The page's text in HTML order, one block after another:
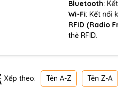
Bluetooth:
Wi-Fi: Kết nối
RFID (Radio
thẻ RFID.
Xếp theo: Tên A-Z Tên Z-A